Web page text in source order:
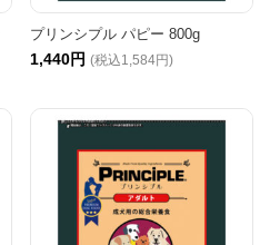
プリンシプル パピー 800g
1,440円 (税込1,584円)